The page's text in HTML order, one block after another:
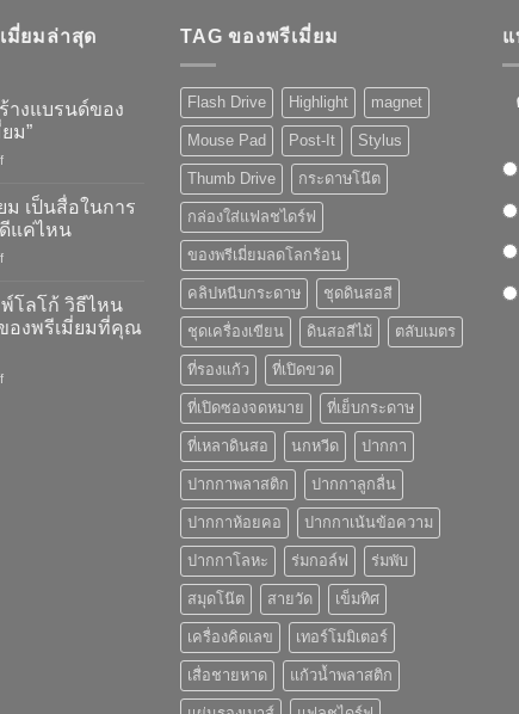
มี่ยมล่าสุด
างแบรนด์ของ
ม”
on
สร้าง
แบรนด์
ของ
พรี
เมี่
ม เป็นสื่อในการ
แค่ไหน
on
พรี
ยม
สื่อ
โลโก้ วิธีไหน
องพรีเมี่ยมที่คุณ
on
TAG ของพรีเมี่ยม
Flash Drive Highlight magnet
Mouse Pad Post-It Stylus
Thumb Drive กระดาษโน๊ต
กล่องใส่แฟลชไดร์ฟ
ของพรีเมี่ยมลดโลกร้อน
คลิปหนีบกระดาษ ชุดดินสอสี
ชุดเครื่องเขียน ดินสอสีไม้ ตลับเมตร
ที่รองแก้ว ที่เปิดขวด
ที่เปิดซองจดหมาย ที่เย็บกระดาษ
ที่เหลาดินสอ นกหวีด ปากกา
ปากกาพลาสติก ปากกาลูกลื่น
ปากกาห้อยคอ ปากกาเน้นข้อความ
ปากกาโลหะ ร่มกอล์ฟ ร่มพับ
สมุดโน๊ต สายวัด เข็มทิศ
เครื่องคิดเลข เทอร์โมมิเตอร์
เสื่อชายหาด แก้วน้ำพลาสติก